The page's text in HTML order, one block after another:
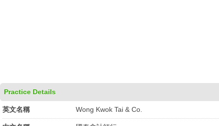
Practice Details
英文名稱 Wong Kwok Tai & Co.